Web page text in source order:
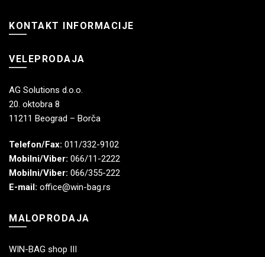
KONTAKT INFORMACIJE
VELEPRODAJA
AG Solutions d.o.o.
20. oktobra 8
11211 Beograd – Borča
Telefon/Fax: 011/332-9102
Mobilni/Viber: 066/11-2222
Mobilni/Viber: 066/355-222
E-mail: office@win-bag.rs
MALOPRODAJA
WIN-BAG shop III